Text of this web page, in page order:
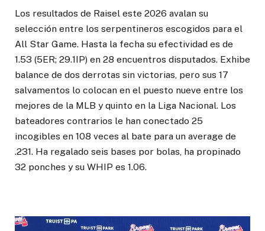
Los resultados de Raisel este 2026 avalan su
selección entre los serpentineros escogidos para el
All Star Game. Hasta la fecha su efectividad es de
1.53 (5ER; 29.1IP) en 28 encuentros disputados. Exhibe
balance de dos derrotas sin victorias, pero sus 17
salvamentos lo colocan en el puesto nueve entre los
mejores de la MLB y quinto en la Liga Nacional. Los
bateadores contrarios le han conectado 25
incogibles en 108 veces al bate para un average de
.231. Ha regalado seis bases por bolas, ha propinado
32 ponches y su WHIP es 1.06.